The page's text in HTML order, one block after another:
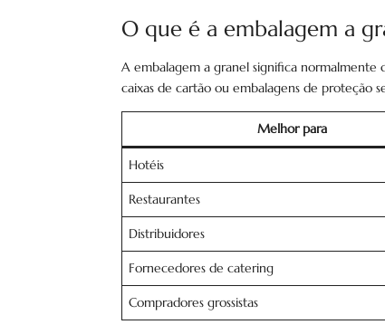
O que é a embalagem a
A embalagem a granel significa normalmente
caixas de cartão ou embalagens de proteção
Melhor para
Hotéis
Restaurantes
Distribuidores
Fornecedores de catering
Compradores grossistas